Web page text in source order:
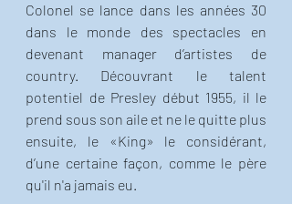
Colonel se lance dans les années 30
dans le monde des spectacles en
devenant manager d’artistes de
country. Découvrant le talent
potentiel de Presley début 1955, il le
prend sous son aile et ne le quitte plus
ensuite, le «King» le considérant,
d’une certaine façon, comme le père
qu'il n'a jamais eu.